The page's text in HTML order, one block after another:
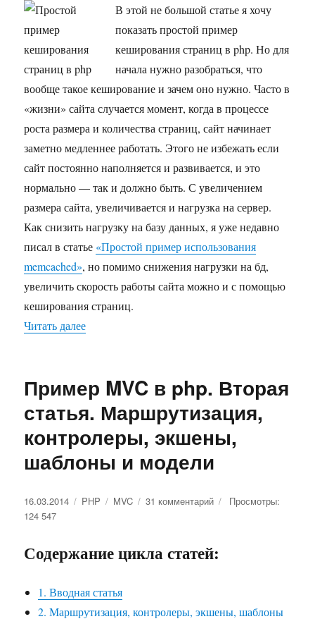
в
В этой не большой статье я хочу
показать простой пример
кеширования страниц в php. Но для
начала нужно разобраться, что
вообще такое кеширование и зачем оно нужно. Часто в
«жизни» сайта случается момент, когда в процессе
роста размера и количества страниц, сайт начинает
заметно медленнее работать. Этого не избежать если
сайт постоянно наполняется и развивается, и это
нормально — так и должно быть. С увеличением
размера сайта, увеличивается и нагрузка на сервер.
Как снизить нагрузку на базу данных, я уже недавно
писал в статье «Простой пример использования
memcached», но помимо снижения нагрузки на бд,
увеличить скорость работы сайта можно и с помощью
кеширования страниц.
Читать далее
Пример MVC в php. Вторая
статья. Маршрутизация,
контролеры, экшены,
шаблоны и модели
Опубликовано
16.03.2014 Рубрики
PHP Метки
MVC 31 комментарий
в
Просмотры:
124 547
Содержание цикла статей:
1. Вводная статья
2. Маршрутизация, контролеры, экшены, шаблоны